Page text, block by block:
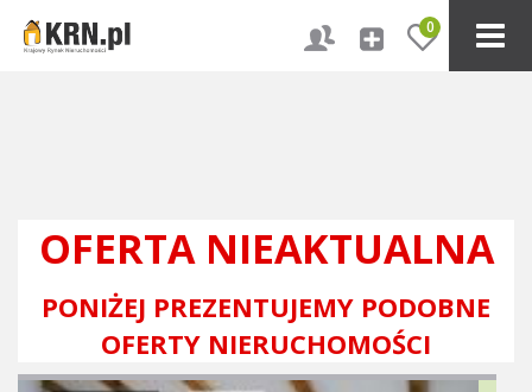
0
OFERTA NIEAKTUALNA
PONIŻEJ PREZENTUJEMY PODOBNE
OFERTY NIERUCHOMOŚCI